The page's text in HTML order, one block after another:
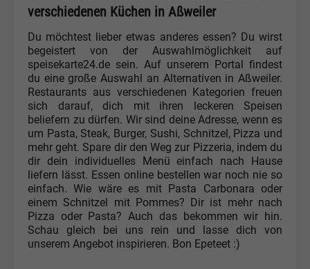
verschiedenen Küchen in Aßweiler
Du möchtest lieber etwas anderes essen? Du wirst
begeistert von der Auswahlmöglichkeit auf
speisekarte24.de sein. Auf unserem Portal findest
du eine große Auswahl an Alternativen in Aßweiler.
Restaurants aus verschiedenen Kategorien freuen
sich darauf, dich mit ihren leckeren Speisen
beliefern zu dürfen. Wir sind deine Adresse, wenn es
um Pasta, Steak, Burger, Sushi, Schnitzel, Pizza und
mehr geht. Spare dir den Weg zur Pizzeria, indem du
dir dein individuelles Menü einfach nach Hause
liefern lässt. Essen online bestellen war noch nie so
einfach. Wie wäre es mit Pasta Carbonara oder
einem Schnitzel mit Pommes? Dir ist mehr nach
Pizza oder Pasta? Auch das bekommen wir hin.
Schau gleich bei uns rein und lasse dich von
unserem Angebot inspirieren. Bon Epeteet :)